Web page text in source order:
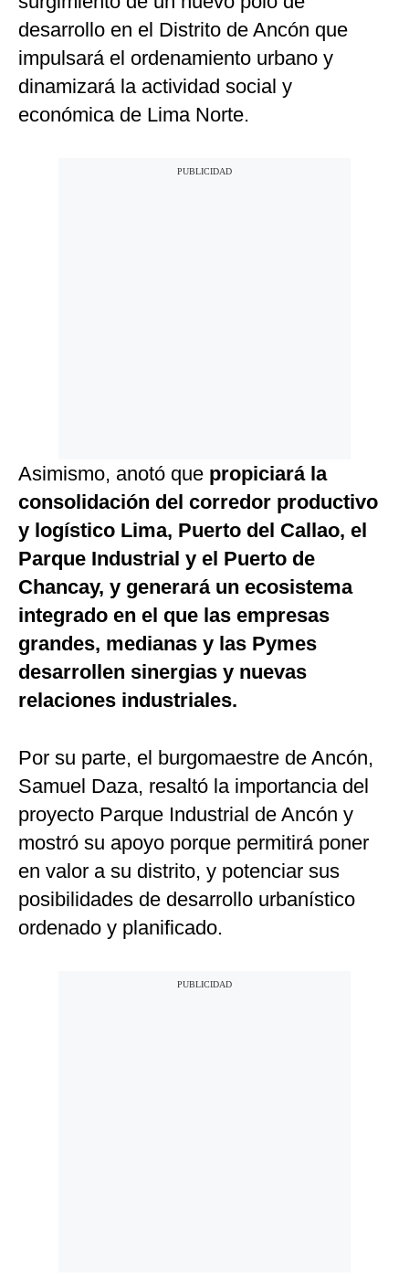
desarrollo en el Distrito de Ancón que
impulsará el ordenamiento urbano y
dinamizará la actividad social y
económica de Lima Norte.
Asimismo, anotó que propiciará la
consolidación del corredor productivo
y logístico Lima, Puerto del Callao, el
Parque Industrial y el Puerto de
Chancay, y generará un ecosistema
integrado en el que las empresas
grandes, medianas y las Pymes
desarrollen sinergias y nuevas
relaciones industriales.
Por su parte, el burgomaestre de Ancón,
Samuel Daza, resaltó la importancia del
proyecto Parque Industrial de Ancón y
mostró su apoyo porque permitirá poner
en valor a su distrito, y potenciar sus
posibilidades de desarrollo urbanístico
ordenado y planificado.